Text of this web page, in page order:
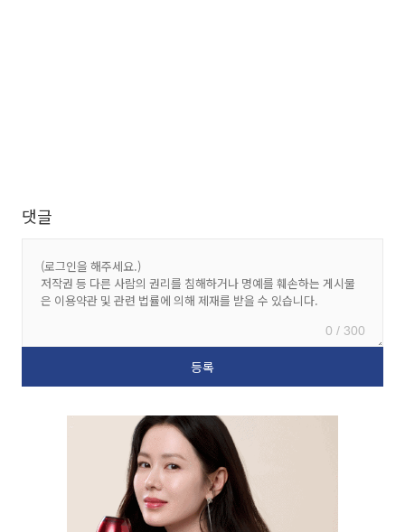
댓글
0 / 300